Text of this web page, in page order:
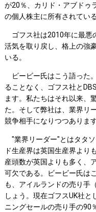
が20％、カリド・アブドゥ
の個人株主に所有されている
ゴフス社は2010年に最悪
活気を取り戻し、格上の強
いる。
ビービー氏はこう語った
ることなく、ゴフス社と
ます。私たちはそれ以来、
た。そして弊社は、業界リ
競争相手になりつつあります
"業界リーダー"とはタタ
ド生産界は英国生産界より
産頭数が英国よりも多く、
可欠である。ビービー氏は
も、アイルランドの売り手
しょう。現在ゴフスUK社
ニングセールの売り手の90